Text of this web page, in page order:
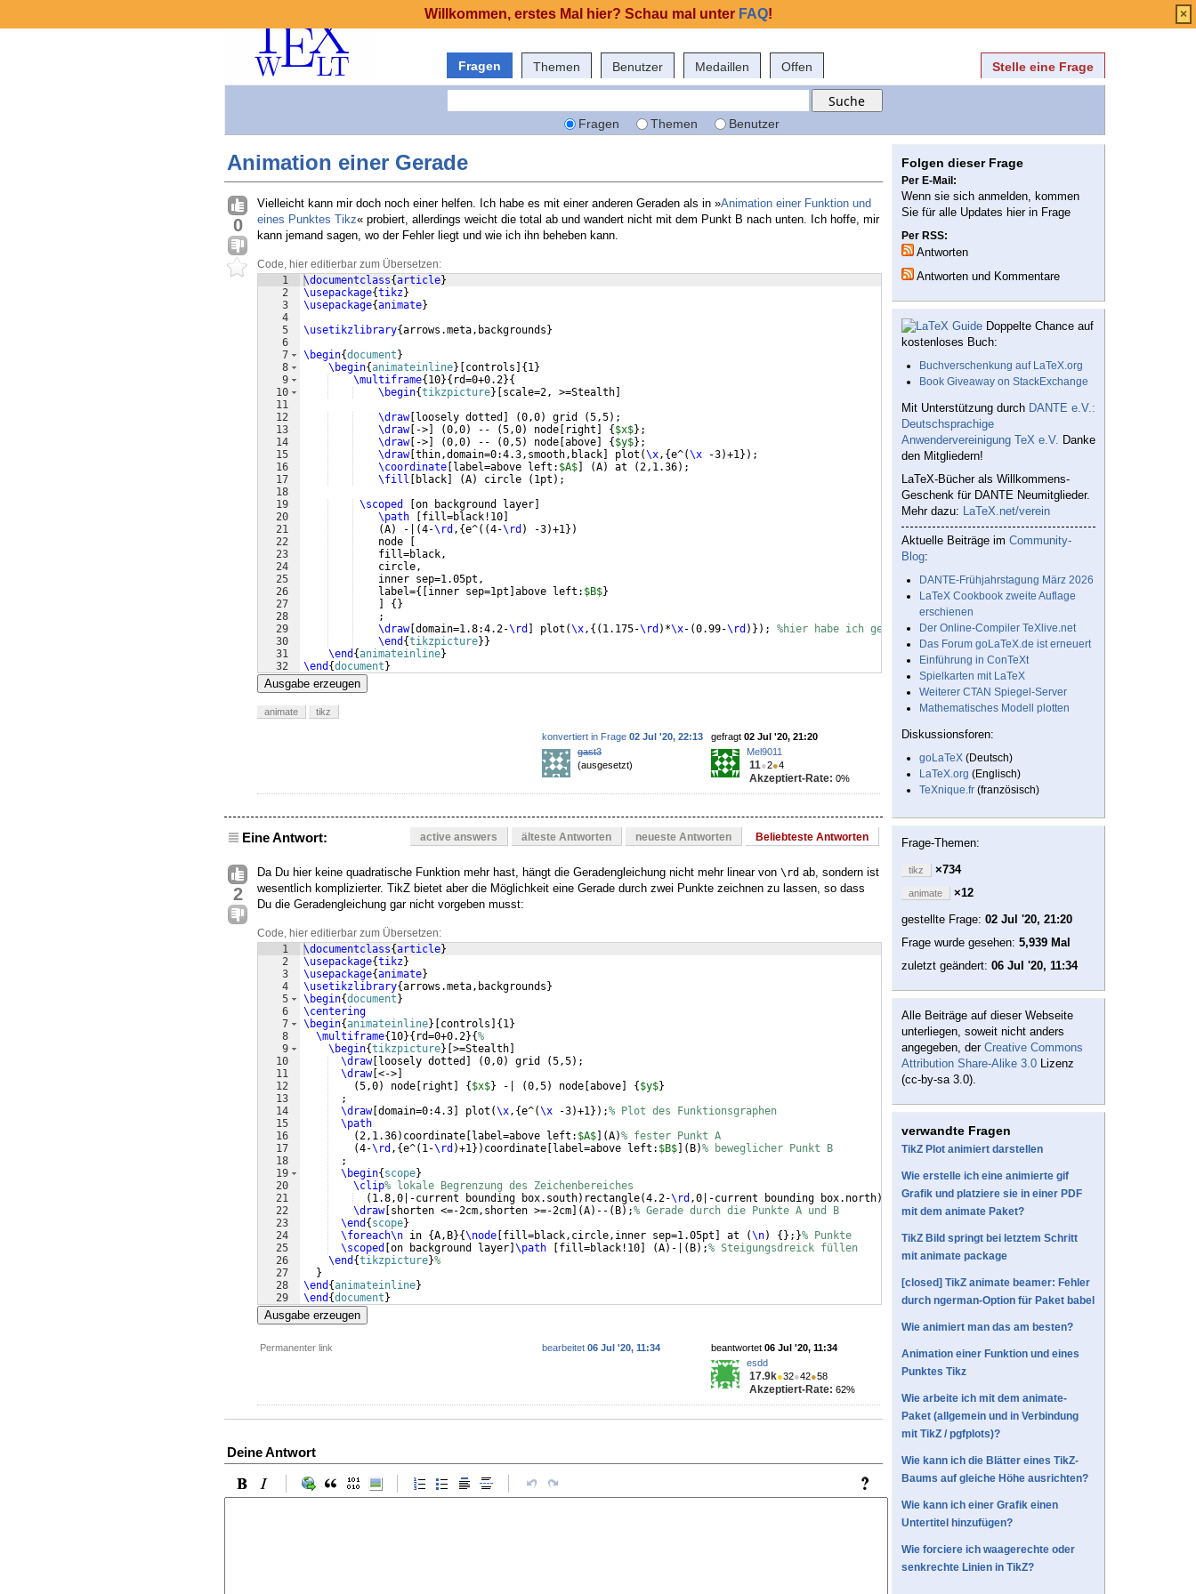
Fragen Themen Benutzer Medaillen Offen Stelle eine Frage
Fragen Themen Benutzer
Animation einer Gerade
0
Vielleicht kann mir doch noch einer helfen. Ich habe es mit einer anderen Geraden als in »Animation einer Funktion und
eines Punktes Tikz« probiert, allerdings weicht die total ab und wandert nicht mit dem Punkt B nach unten. Ich hoffe, mir
kann jemand sagen, wo der Fehler liegt und wie ich ihn beheben kann.
Code, hier editierbar zum Übersetzen:
1
2
3
4
5
6
7
8
9
10
11
12
13
14
15
16
17
18
19
20
21
22
23
24
25
26
27
28
29
30
31
32
\documentclass{article}
\usepackage{tikz}
\usepackage{animate}
\usetikzlibrary{arrows.meta,backgrounds }
\begin{document }
\begin{animateinline} controls { 1}
\multiframe{ 10}{ rd=0+0.2}{
\begin{tikzpicture} scale=2, >=Stealth
\draw[ loosely dotted (0,0) grid (5,5) ;
\draw[ -> (0,0) -- (5,0) node right { $x$} ;
\draw[ -> (0,0) -- (0,5) node above { $y$} ;
\draw[ thin,domain=0:4.3,smooth,black plot (\x, {e^(\x -3)+1}) ;
\coordinate
label=above left: $A$ (A) at (2,1.36) ;
\fill
black (A) circle ( 1pt ) ;
\scoped
on background layer
\path
fill=black!10
(A) -| (4-\rd , {e^((4-\rd ) -3)+1})
    node
    fill=black,
    circle,
    inner sep=1.05pt,
    label=
{[ inner sep=1pt above left: $B$}
{ }
    ;
\draw[ domain=1.8:4.2-\rd plot (\x, {( 1.175-\rd ) *\x- (0.99-\rd )}) ; %hier habe ich genauso die Variable \rd hinzugefügt
\end {tikzpicture} }
\end {animateinline}
\end {document }
Ausgabe erzeugen
animate tikz
gefragt 02 Jul '20, 21:20
Mel9011
11●2●4
Akzeptiert-Rate: 0%
konvertiert in Frage 02 Jul '20, 22:13
gast3
(ausgesetzt)
Eine Antwort: active answers älteste Antworten neueste Antworten Beliebteste Antworten
2
Da Du hier keine quadratische Funktion mehr hast, hängt die Geradengleichung nicht mehr linear von \rd ab, sondern ist
wesentlich komplizierter. TikZ bietet aber die Möglichkeit eine Gerade durch zwei Punkte zeichnen zu lassen, so dass
Du die Geradengleichung gar nicht vorgeben musst:
Code, hier editierbar zum Übersetzen:
1
2
3
4
5
6
7
8
9
10
11
12
13
14
15
16
17
18
19
20
21
22
23
24
25
26
27
28
29
\documentclass{article}
\usepackage{tikz}
\usepackage{animate}
\usetikzlibrary{arrows.meta,backgrounds }
\begin{document }
\centering
\begin{animateinline} controls { 1}
\multiframe{ 10}{ rd=0+0.2}{%
\begin{tikzpicture} >=Stealth
\draw[ loosely dotted (0,0) grid (5,5) ;
\draw[ <->
(5,0) node right { $x$} -| (0,5) node above { $y$}
  ;
\draw[ domain=0:4.3 plot (\x, {e^(\x -3)+1}) ;% Plot des Funktionsgraphen
\path
(2,1.36) coordinate label=above left: $A$ (A)% fester Punkt A
(4-\rd , {e^( 1-\rd )+1}) coordinate label=above left: $B$ ( B)% beweglicher Punkt B
  ;
\begin{ scope}
\clip% lokale Begrenzung des Zeichenbereiches
( 1.8,0|-current bounding box.south) rectangle(4.2-\rd ,0|-current bounding box.north)
\draw[ shorten <=-2cm,shorten >=-2cm (A) -- ( B) ;% Gerade durch die Punkte A und B
\end { scope}
\foreach\n in {A,B}{\node fill=black,circle,inner sep=1.05pt at (\n) { } ; }% Punkte
\scoped
on background layer \path fill=black!10 (A) -| ( B) ;% Steigungsdreick füllen
\end {tikzpicture}%
}
\end {animateinline}
\end {document }
Ausgabe erzeugen
Permanenter link beantwortet 06 Jul '20, 11:34
esdd
17.9k●32●42●58
Akzeptiert-Rate: 62%
bearbeitet 06 Jul '20, 11:34
Deine Antwort
Folgen dieser Frage
Per E-Mail:
Wenn sie sich anmelden, kommen
Sie für alle Updates hier in Frage
Per RSS:
Antworten
Antworten und Kommentare
Doppelte Chance auf
kostenloses Buch:
Buchverschenkung auf LaTeX.org
Book Giveaway on StackExchange
Mit Unterstützung durch DANTE e.V.:
Deutschsprachige
Anwendervereinigung TeX e.V. Danke
den Mitgliedern!
LaTeX-Bücher als Willkommens-
Geschenk für DANTE Neumitglieder.
Mehr dazu: LaTeX.net/verein
Aktuelle Beiträge im Community-
Blog:
DANTE-Frühjahrstagung März 2026
LaTeX Cookbook zweite Auflage
erschienen
Der Online-Compiler TeXlive.net
Das Forum goLaTeX.de ist erneuert
Einführung in ConTeXt
Spielkarten mit LaTeX
Weiterer CTAN Spiegel-Server
Mathematisches Modell plotten
Diskussionsforen:
goLaTeX (Deutsch)
LaTeX.org (Englisch)
TeXnique.fr (französisch)
Frage-Themen:
tikz ×734
animate
×12
gestellte Frage: 02 Jul '20, 21:20
Frage wurde gesehen: 5,939 Mal
zuletzt geändert: 06 Jul '20, 11:34
Alle Beiträge auf dieser Webseite
unterliegen, soweit nicht anders
angegeben, der Creative Commons
Attribution Share-Alike 3.0 Lizenz
(cc-by-sa 3.0).
verwandte Fragen
TikZ Plot animiert darstellen
Wie erstelle ich eine animierte gif
Grafik und platziere sie in einer PDF
mit dem animate Paket?
TikZ Bild springt bei letztem Schritt
mit animate package
[closed] TikZ animate beamer: Fehler
durch ngerman-Option für Paket babel
Wie animiert man das am besten?
Animation einer Funktion und eines
Punktes Tikz
Wie arbeite ich mit dem animate-
Paket (allgemein und in Verbindung
mit TikZ / pgfplots)?
Wie kann ich die Blätter eines TikZ-
Baums auf gleiche Höhe ausrichten?
Wie kann ich einer Grafik einen
Untertitel hinzufügen?
Wie forciere ich waagerechte oder
senkrechte Linien in TikZ?
Willkommen, erstes Mal hier? Schau mal unter FAQ! ×